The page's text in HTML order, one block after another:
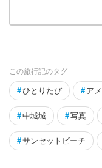
この旅行記のタグ
#ひとりたび # ア
#中城城 #写真
#サンセットビーチ